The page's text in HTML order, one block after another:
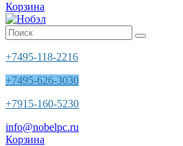
Корзина
+7495-118-2216
+7495-626-3030
+7915-160-5230
info@nobelpc.ru
Корзина